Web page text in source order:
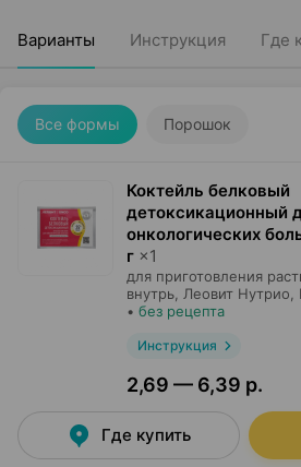
Варианты Инструкция Где
Все формы Порошок
Коктейль белковый
детоксикационный
онкологических
г ×1
для приготовления
внутрь, Леовит Нутрио
• без рецепта
Инструкция
2,69 — 6,39 р.
Где купить